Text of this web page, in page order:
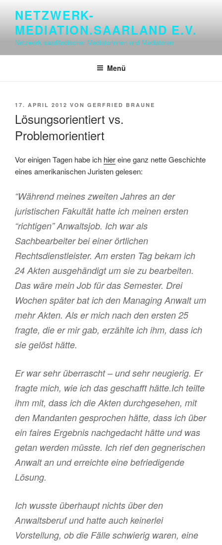
springen
NETZWERK-
MEDIATION.SAARLAND E.V.
Netzwerk saarländischer Mediatorinnen und Mediatoren
Menü
VERÖFFENTLICHT
17. APRIL 2012 VON GERFRIED BRAUNE
Lösungsorientiert vs.
Problemorientiert
Vor einigen Tagen habe ich hiereine ganz nette Geschichte
eines amerikanischen Juristen gelesen:
“Während meines zweiten Jahres an der
juristischen Fakultät hatte ich meinen ersten
“richtigen” Anwaltsjob. Ich war als
Sachbearbeiter bei einer örtlichen
Rechtsdienstleister. Am ersten Tag bekam ich
24 Akten ausgehändigt um sie zu bearbeiten.
Das wäre mein Job für das Semester. Drei
Wochen später bat ich den Managing Anwalt um
mehr Akten. Als er mich nach den ersten 25
fragte, die er mir gab, erzählte ich ihm, dass ich
sie gelöst hätte.
Er war sehr überrascht – und sehr neugierig. Er
fragte mich, wie ich das geschafft hätte.Ich teilte
ihm mit, dass ich die Akten durchgesehen, mit
den Mandanten gesprochen hätte, dass ich über
ein faires Ergebnis nachgedacht hätte und was
getan werden müsste. Ich rief den gegnerischen
Anwalt an und erreichte eine befriedigende
Lösung.
Ich wusste überhaupt nichts über den
Anwaltsberuf und hatte auch keinerlei
Vorstellung, ob die Fälle schwierig waren, eine